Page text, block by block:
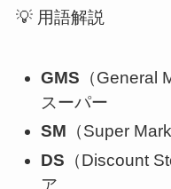
💡 用語解説
GMS （General
スーパー
SM （Super
DS （Discount
ア